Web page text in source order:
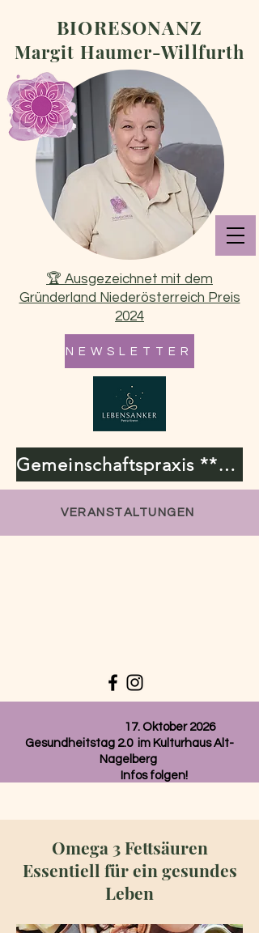
BIORESONANZ
Margit Haumer-Willfurth
🏆 Ausgezeichnet mit dem
Gründerland Niederösterreich Preis
2024
Gemeinschaftspraxis **Lebensanker & Bioresonanz**
N E W S L E T T E R
VERANSTALTUNGEN
17. Oktober 2026
Gesundheitstag 2.0 im Kulturhaus Alt-
Nagelberg
Infos folgen!
Omega 3 Fettsäuren
Essentiell für ein gesundes
Leben